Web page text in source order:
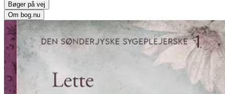
Bøger på vej
Om bog.nu